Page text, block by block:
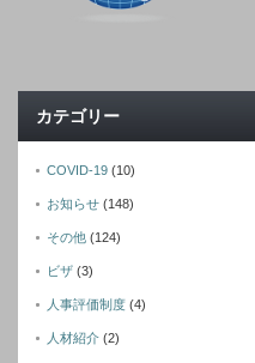
カテゴリー
COVID-19 (10)
お知らせ (148)
その他 (124)
ビザ (3)
人事評価制度 (4)
人材紹介 (2)